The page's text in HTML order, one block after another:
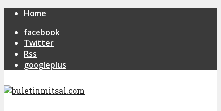
Home
facebook
Twitter
Rss
googleplus